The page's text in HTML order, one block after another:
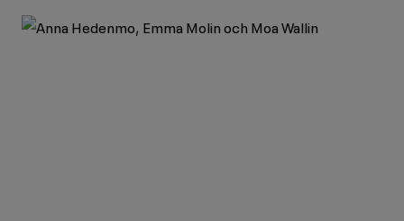
ORDET:
PANELDEBATT